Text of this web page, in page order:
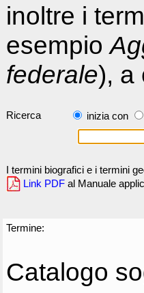
inoltre i
esempio
federale), a
Ricerca inizia con
I termini biografici e i termini
Link PDF al Manuale
Termine:
Catalogo